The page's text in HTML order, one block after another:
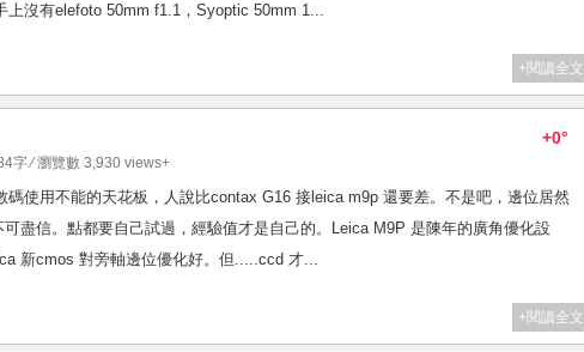
沒有elefoto 50mm f1.1，Syoptic 50mm 1...
+閱讀全文
+0°
字 ⁄ 瀏覽數 3,930 views+
碼使用不能的天花板，人說比contax G16 接leica m9p 還要差。不是吧，邊位居然
盡信。點都要自己試過，經驗值才是自己的。Leica M9P 是陳年的廣角優化設
新cmos 對旁軸邊位優化好。但.....ccd 才...
+閱讀全文